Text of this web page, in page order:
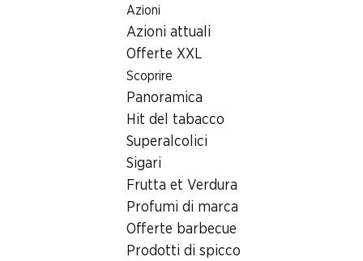
Azioni
Azioni attuali
Offerte XXL
Scoprire
Panoramica
Hit del tabacco
Superalcolici
Sigari
Frutta et Verdura
Profumi di marca
Offerte barbecue
Prodotti di spicco
Ricerca di filiale
Filiale Denner Via Murate 1, 6500 Bellinzona
6500 Bellinzona
Via Murate 1, 6500 Bellinzona